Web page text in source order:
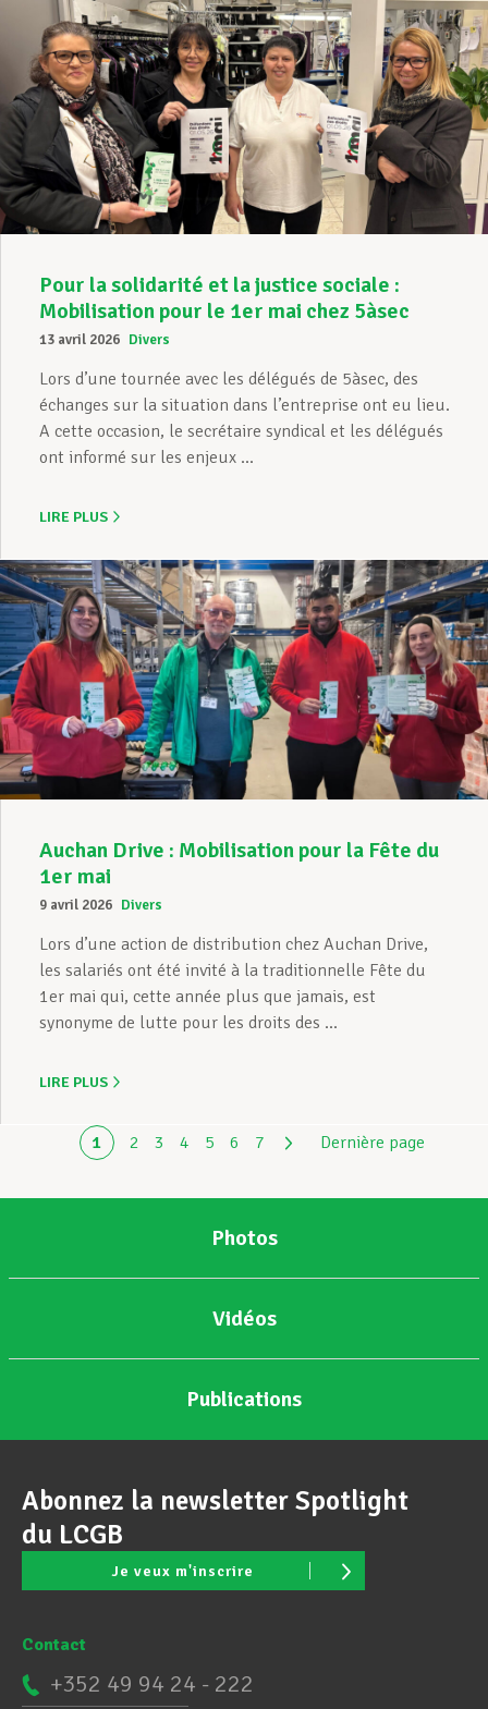
Pour la solidarité et la justice sociale :
Mobilisation pour le 1er mai chez 5àsec
13 avril 2026 Divers
Lors d’une tournée avec les délégués de 5àsec, des
échanges sur la situation dans l’entreprise ont eu lieu.
A cette occasion, le secrétaire syndical et les délégués
ont informé sur les enjeux ...
LIRE PLUS
Auchan Drive : Mobilisation pour la Fête du
1er mai
9 avril 2026 Divers
Lors d’une action de distribution chez Auchan Drive,
les salariés ont été invité à la traditionnelle Fête du
1er mai qui, cette année plus que jamais, est
synonyme de lutte pour les droits des ...
LIRE PLUS
1 2 3 4 5 6 7 Dernière page
Photos
Vidéos
Publications
Abonnez la newsletter Spotlight
du LCGB
Je veux m'inscrire
Contact
+352 49 94 24 - 222